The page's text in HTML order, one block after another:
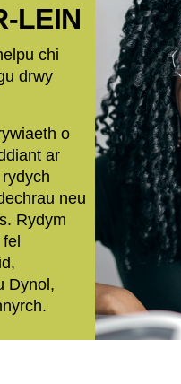
LEIN
chi
drwy
o
ar
neu
Rydym
Dynol,